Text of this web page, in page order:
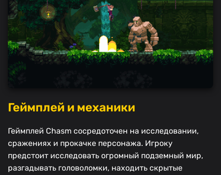
Геймплей и механики
Геймплей Chasm сосредоточен на исследовании,
сражениях и прокачке персонажа. Игроку
предстоит исследовать огромный подземный мир,
разгадывать головоломки, находить скрытые